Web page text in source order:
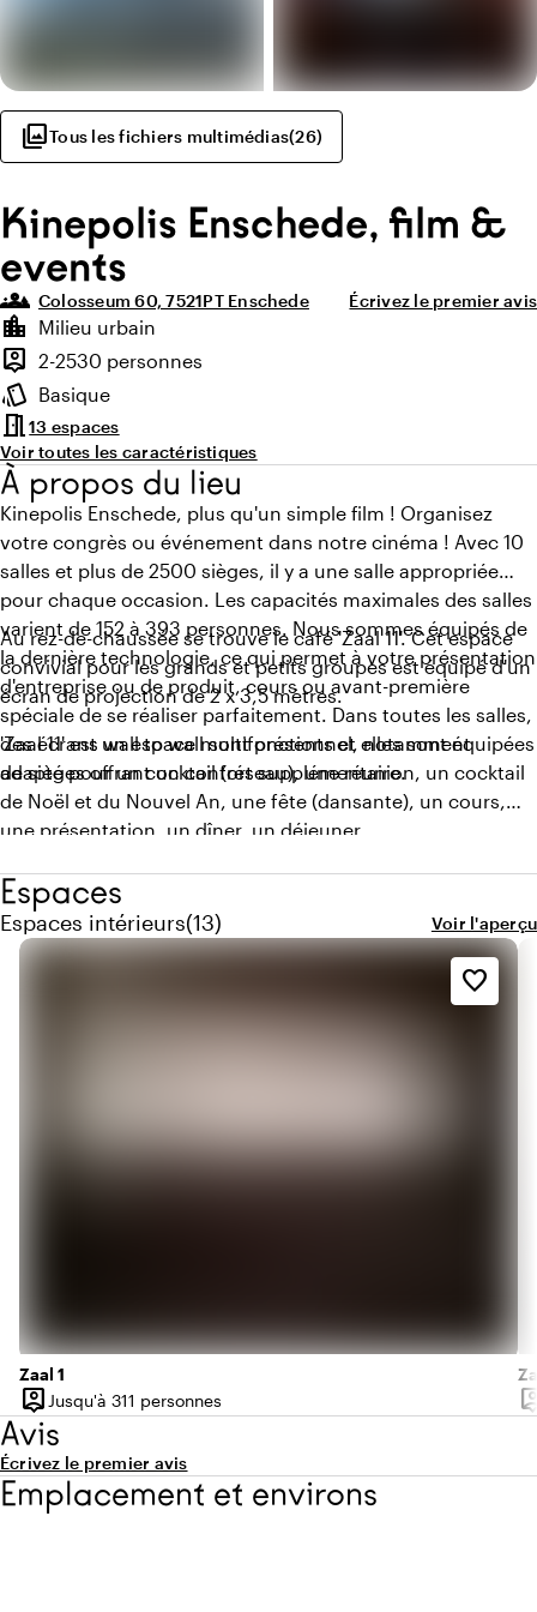
photo_libraryTous les fichiers multimédias(26)
Kinepolis Enschede, film &
events
groups_3 Colosseum 60, 7521PT Enschede Écrivez le premier avis
Points forts
location_city
Environnement
Milieu urbain
person_pin
Capacité
2-2530 personnes
style
Ambiance
Basique
meeting_room13 espaces
Voir toutes les caractéristiques
À propos du lieu
Kinepolis Enschede, plus qu'un simple film ! Organisez
votre congrès ou événement dans notre cinéma ! Avec 10
salles et plus de 2500 sièges, il y a une salle appropriée
pour chaque occasion. Les capacités maximales des salles
varient de 152 à 393 personnes. Nous sommes équipés de
la dernière technologie, ce qui permet à votre présentation
d'entreprise ou de produit, cours ou avant-première
spéciale de se réaliser parfaitement. Dans toutes les salles,
des écrans wall to wall sont présents et elles sont équipées
de sièges offrant un confort supplémentaire.
Au rez-de-chaussée se trouve le café 'Zaal 11'. Cet espace
convivial pour les grands et petits groupes est équipé d'un
écran de projection de 2 x 3,5 mètres.
'Zaal 11' est un espace multifonctionnel, notamment
adapté pour un cocktail (réseau), une réunion, un cocktail
de Noël et du Nouvel An, une fête (dansante), un cours,
une présentation, un dîner, un déjeuner.
Espaces
Espaces intérieurs
Quantité de espaces intérieurs : 13
(13) Voir l'aperçu
Zaal 1
person_pin
Capacité
Jusqu'à 311 personnes
favorite_border
Avis
Écrivez le premier avis
Emplacement et environs